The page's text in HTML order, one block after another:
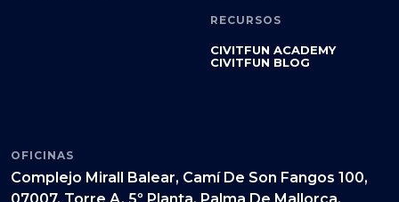
RECURSOS
CIVITFUN ACADEMY
CIVITFUN BLOG
OFICINAS
Complejo Mirall Balear, Camí De Son Fangos 100,